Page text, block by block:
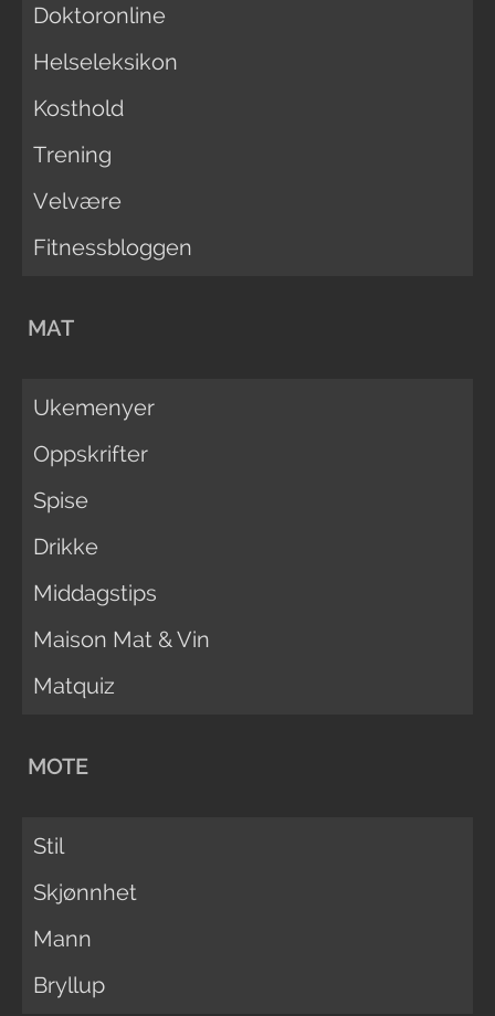
Doktoronline
Helseleksikon
Kosthold
Trening
Velvære
Fitnessbloggen
MAT
Ukemenyer
Oppskrifter
Spise
Drikke
Middagstips
Maison Mat & Vin
Matquiz
MOTE
Stil
Skjønnhet
Mann
Bryllup